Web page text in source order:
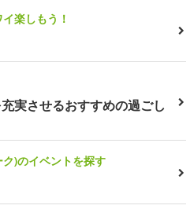
楽しもう！
実させるおすすめの過ごし
)のイベントを探す